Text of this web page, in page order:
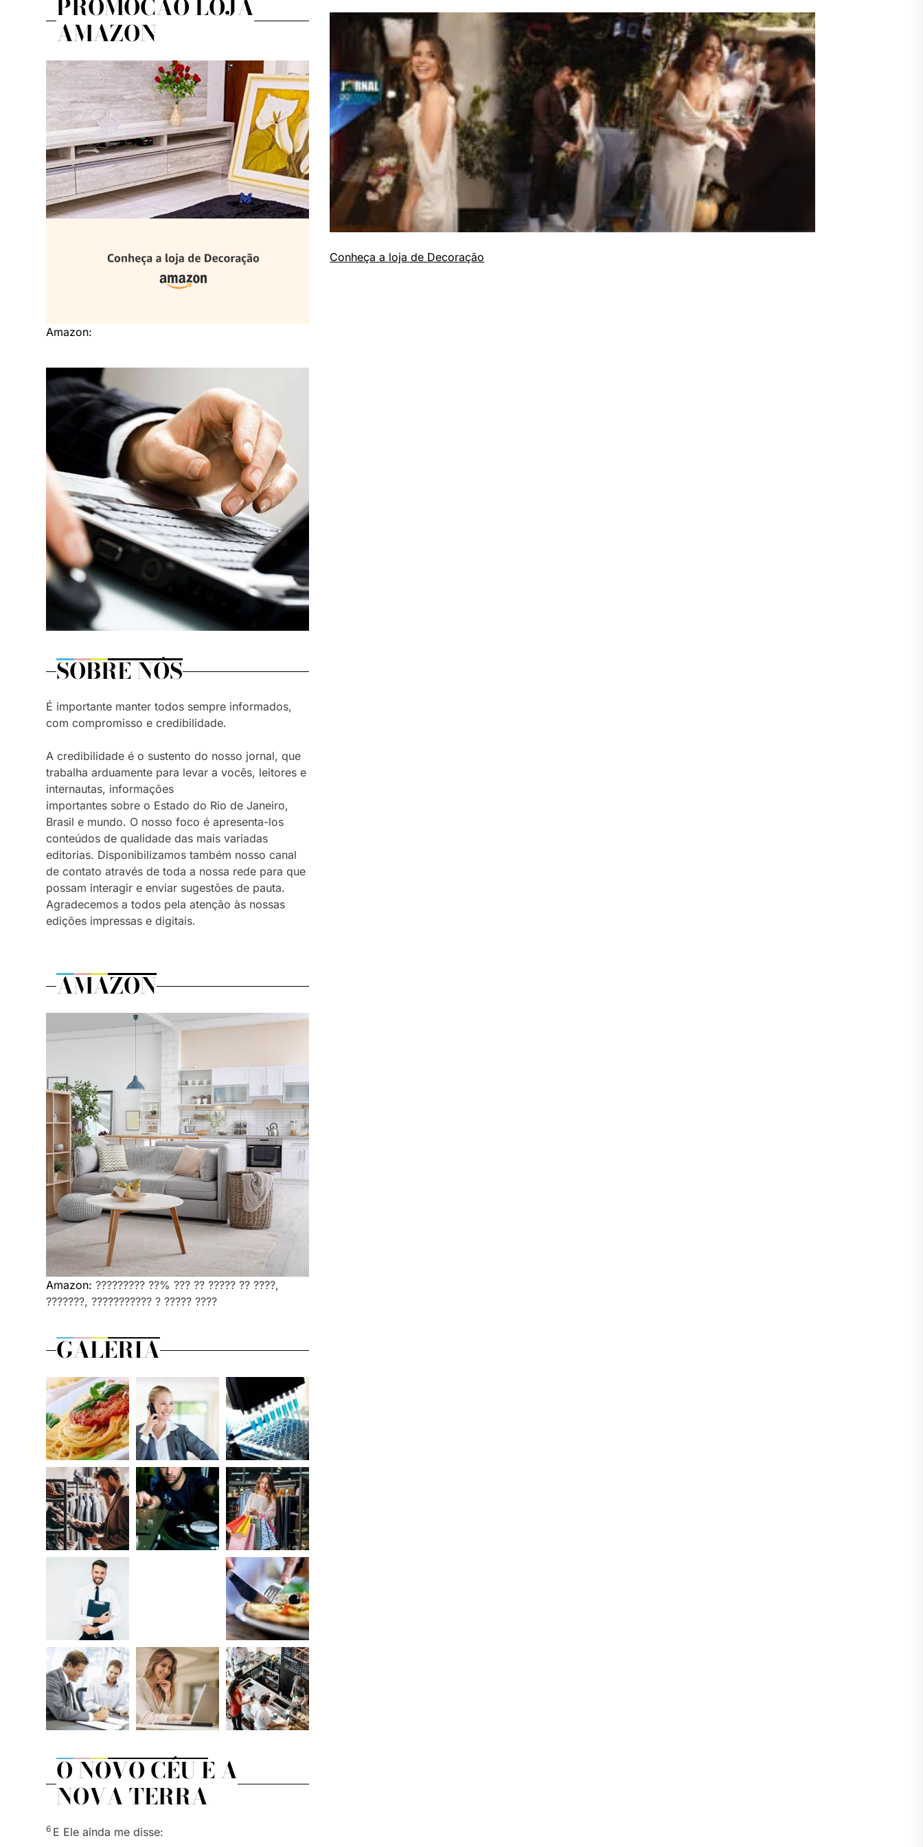
Conheça a loja de Decoração
PROMOÇÃO LOJA
AMAZON
Amazon:
SOBRE NÓS
É importante manter todos sempre informados,
com compromisso e credibilidade.
A credibilidade é o sustento do nosso jornal, que
trabalha arduamente para levar a vocês, leitores e
internautas, informações
importantes sobre o Estado do Rio de Janeiro,
Brasil e mundo. O nosso foco é apresenta-los
conteúdos de qualidade das mais variadas
editorias. Disponibilizamos também nosso canal
de contato através de toda a nossa rede para que
possam interagir e enviar sugestões de pauta.
Agradecemos a todos pela atenção às nossas
edições impressas e digitais.
AMAZON
Amazon: ????????? ??% ??? ?? ????? ?? ????,
???????, ??????????? ? ????? ????
GALERIA
O NOVO CÉU E A
NOVA TERRA
6 E Ele ainda me disse: